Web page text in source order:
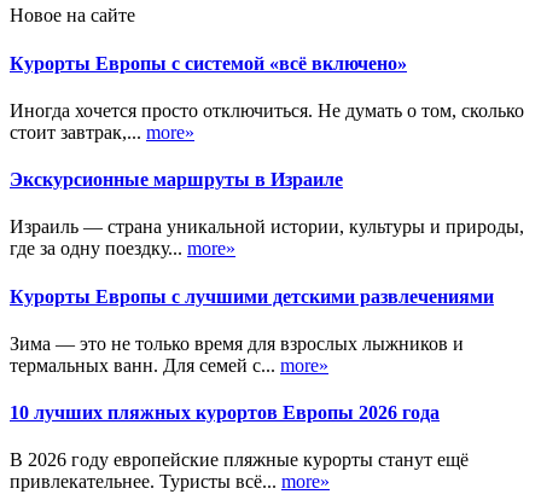
Новое на сайте
Курорты Европы с системой «всё включено»
Иногда хочется просто отключиться. Не думать о том, сколько
стоит завтрак,... more»
Экскурсионные маршруты в Израиле
Израиль — страна уникальной истории, культуры и природы,
где за одну поездку... more»
Курорты Европы с лучшими детскими развлечениями
Зима — это не только время для взрослых лыжников и
термальных ванн. Для семей с... more»
10 лучших пляжных курортов Европы 2026 года
В 2026 году европейские пляжные курорты станут ещё
привлекательнее. Туристы всё... more»